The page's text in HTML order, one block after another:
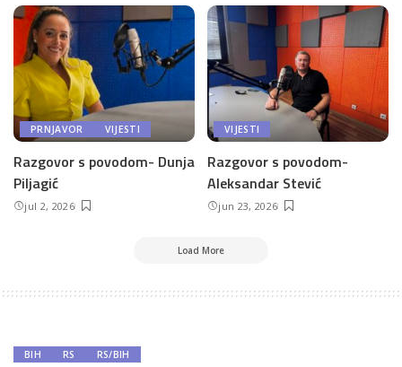
PRNJAVOR VIJESTI
Razgovor s povodom- Dunja
Piljagić
jul 2, 2026
VIJESTI
Razgovor s povodom-
Aleksandar Stević
jun 23, 2026
Load More
BIH RS RS/BIH